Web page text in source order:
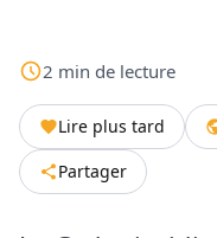
2 min de lecture
Lire plus tard
Partager